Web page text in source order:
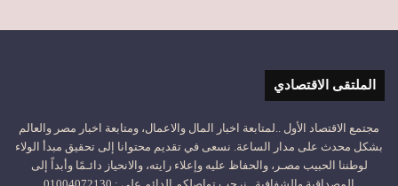
الملتقى الاقتصادي
مجتمع الاقتصاد الأول ..لمتابعة اخبار المال والاعمال، ومتابعة اخبار مصر والعالم
بشكل محدث على مدار الساعة. نسعى في تقديم محتوانا إلى تحقيق مبدأ الولاء
لوطننا الحبيب مصـر، والحفاظ عليه وإعلاء رايته، والانحياز دائـمًا وأبداً إلى